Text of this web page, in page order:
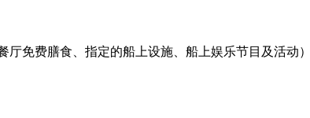
免费膳食、指定的船上设施、船上娱乐节目及活动）